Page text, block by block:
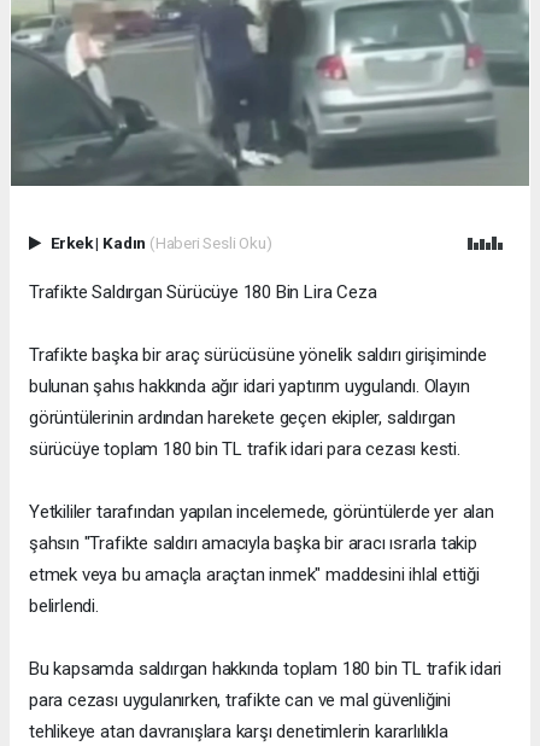
Erkek| Kadın (Haberi Sesli Oku)
Trafikte Saldırgan Sürücüye 180 Bin Lira Ceza
Trafikte başka bir araç sürücüsüne yönelik saldırı girişiminde
bulunan şahıs hakkında ağır idari yaptırım uygulandı. Olayın
görüntülerinin ardından harekete geçen ekipler, saldırgan
sürücüye toplam 180 bin TL trafik idari para cezası kesti.
Yetkililer tarafından yapılan incelemede, görüntülerde yer alan
şahsın "Trafikte saldırı amacıyla başka bir aracı ısrarla takip
etmek veya bu amaçla araçtan inmek" maddesini ihlal ettiği
belirlendi.
Bu kapsamda saldırgan hakkında toplam 180 bin TL trafik idari
para cezası uygulanırken, trafikte can ve mal güvenliğini
tehlikeye atan davranışlara karşı denetimlerin kararlılıkla